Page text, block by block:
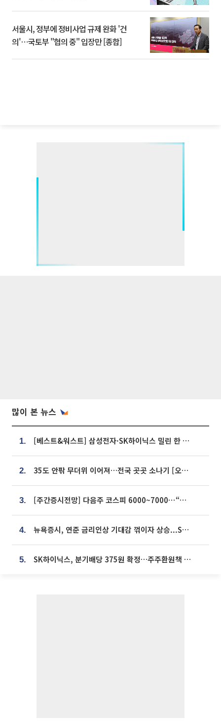
서울시, 정부에 정비사업 규제 완화 '건
의'⋯국토부 "협의 중" 입장만 [종합]
많이 본 뉴스
1. [베스트&워스트] 삼성전자·SK하이닉스 밀린 한 주…상상인증권은 85% 급등
2. 35도 안팎 무더위 이어져…전국 곳곳 소나기 [오늘 날씨]
3. [주간증시전망] 다음주 코스피 6000~7000⋯“外人 수급은 정책이 변수”
4. 뉴욕증시, 연준 금리인상 기대감 꺾이자 상승...S&P500 사상 최고치 [종합]
5. SK하이닉스, 분기배당 375원 확정…주주환원책 9월로 앞당겨 발표